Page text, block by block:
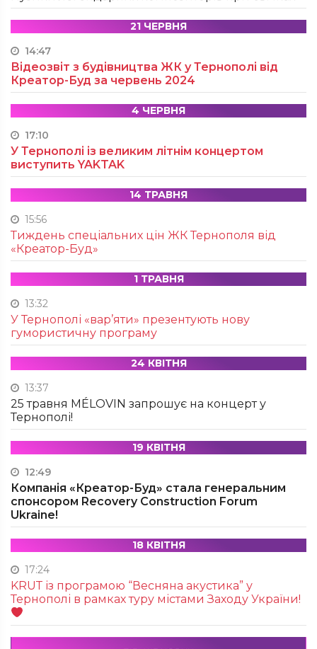
21 ЧЕРВНЯ
14:47
Відеозвіт з будівництва ЖК у Тернополі від
Креатор-Буд за червень 2024
4 ЧЕРВНЯ
17:10
У Тернополі із великим літнім концертом
виступить YAKTAK
14 ТРАВНЯ
15:56
Тиждень спеціальних цін ЖК Тернополя від
«Креатор-Буд»
1 ТРАВНЯ
13:32
У Тернополі «вар’яти» презентують нову
гумористичну програму
24 КВІТНЯ
13:37
25 травня MÉLOVIN запрошує на концерт у
Тернополі!
19 КВІТНЯ
12:49
Компанія «Креатор-Буд» стала генеральним
спонсором Recovery Construction Forum
Ukraine!
18 КВІТНЯ
17:24
KRUТ із програмою “Весняна акустика” у
Тернополі в рамках туру містами Заходу України!